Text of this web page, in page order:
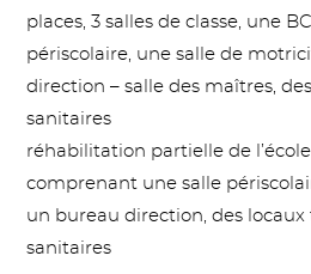
places, 3 salles de classe, une
périscolaire, une salle de
direction – salle des maîtres,
sanitaires
réhabilitation partielle de
comprenant une salle
un bureau direction, des
sanitaires